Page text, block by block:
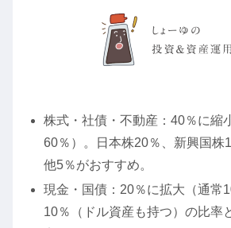
株式・社債・不動産：40％に縮
60％）。日本株20％、新興国株
他5％がおすすめ。
現金・国債：20％に拡大（通常
10％（ドル資産も持つ）の比率